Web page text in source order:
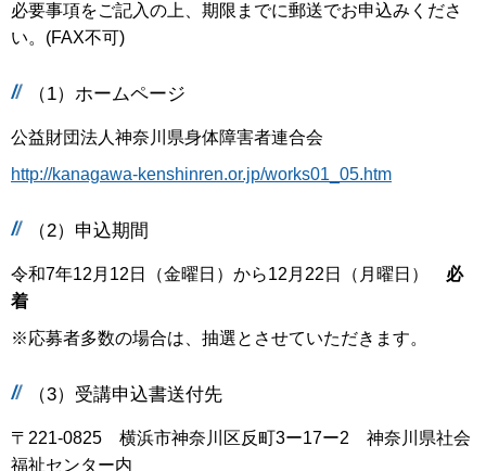
必要事項をご記入の上、期限までに郵送でお申込みくださ
い。(FAX不可)
（1）ホームページ
公益財団法人神奈川県身体障害者連合会
http://kanagawa-kenshinren.or.jp/works01_05.htm
（2）申込期間
令和7年12月12日（金曜日）から12月22日（月曜日） 必
着
※応募者多数の場合は、抽選とさせていただきます。
（3）受講申込書送付先
〒221-0825 横浜市神奈川区反町3ー17ー2 神奈川県社会
福祉センター内